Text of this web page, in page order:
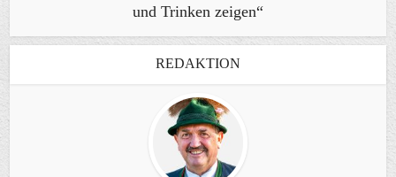
und Trinken zeigen“
REDAKTION